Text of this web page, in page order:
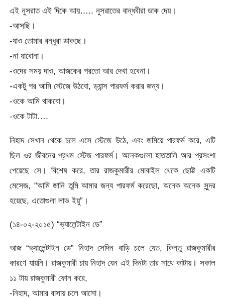
এই নুসরাত এই দিকে আয়….. নুসরাতের বান্ধবীরা ডাক দেয়।
-আসছি।
-যাও তোমার বন্ধুরা ডাকছে।
-না যাবোনা।
-ওদের সময় দাও, আজকের পরতো আর দেখা হবেনা।
-একটু পর আমি স্টেজে উঠবো, ড্যান্স পারফর্ম করার জন্য।
-ওকে আমি থাকবো।
-ওকে টাটা….
নিহাদ সেখান থেকে চলে এসে স্টেজে উঠে, এবং জমিয়ে পারফর্ম করে, এটি
ছিল ওর জীবনের প্রথম স্টেজ পারফর্ম। অনেকগুলো হাততালি আর প্রসংশা
পেয়েছে সে। বিশেষ করে, তার রাজকুমারীর মোবাইল থেকে ছোট্ট একটি
মেসেজ, “আমি জানি তুমি আমার জন্য পারফর্ম করেছো, অনেক অনেক সুন্দর
হয়েছে, এতোগুলা লাভ ইয়ু”।
(১৪-০২-২০১৫) “ভ্যালেন্টাইন ডে”
আজ “ভ্যালেন্টাইন ডে” নিহাদ সেদিন বাড়ি চলে যেত, কিন্তু রাজকুমারীর
কারণে যায়নি। রাজকুমারী চায় নিহাদ যেন এই দিনটা তার সাথে কাটায়। সকাল
১১ টায় রাজকুমারী ফোন করে,
-নিহাদ, আমার বাসায় চলে আসো।